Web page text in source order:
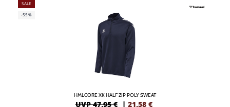
SALE
-55%
HMLCORE XK HALF ZIP POLY SWEAT
UVP 47,95 € | 21,58 €